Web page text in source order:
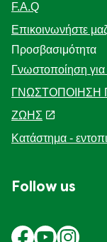
F.A.Q
Επικοινωνήστε
Προσβασιμότητα
Γνωστοποίηση
ΓΝΩΣΤΟΠΟΙΗΣΗ
ΖΩΗΣ
Διαχείριση